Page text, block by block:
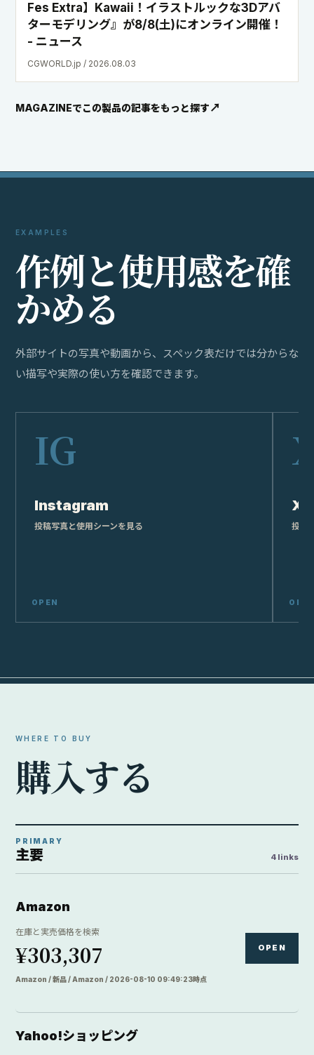
Fes Extra】Kawaii！イラストルックな3Dアバ
ターモデリング』が8/8(土)にオンライン開催！
- ニュース
CGWORLD.jp / 2026.08.03
MAGAZINEでこの製品の記事をもっと探す
EXAMPLES
作例と使用感を確
かめる
外部サイトの写真や動画から、スペック表だけでは分からな
い描写や実際の使い方を確認できます。
Instagram
投稿写真と使用シーンを見る
X
投稿
WHERE TO BUY
購入する
PRIMARY
主要 4 links
Amazon
在庫と実売価格を検索
¥303,307
Amazon / 新品 / Amazon / 2026-08-10 09:49:23時点
OPEN
Yahoo!ショッピング